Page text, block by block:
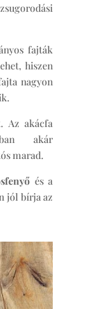
fajták
hiszen
nagyon
. Az akácfa
akár
marad.
és a
jól bírja az